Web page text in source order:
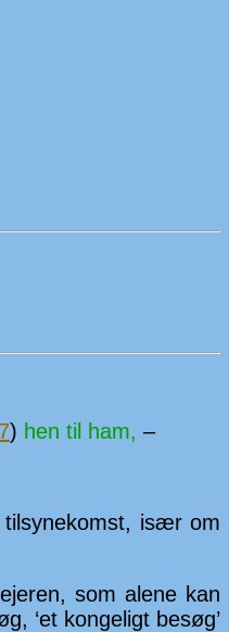
) hen til ham, –
især om
som alene kan
‘et konge­ligt be­søg’